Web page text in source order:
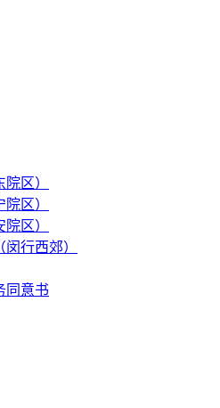
区）
区）
区）
行西郊）
同意书